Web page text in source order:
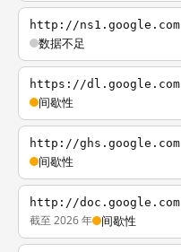
http://ns1.google.com
数据不足
https://dl.google.com
间歇性
http://ghs.google.com
间歇性
http://doc.google.com
截至 2026 年 间歇性